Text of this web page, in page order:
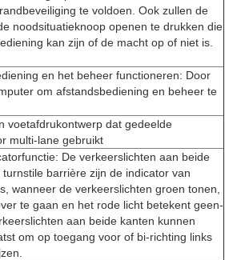
te voldoen. Ook zullen de
noodsituatieknoop openen te drukken die
kan zijn of de macht op of niet is.
en het beheer functioneren: Door
om afstandsbediening en beheer te
voetafdrukontwerp dat gedeelde
multi-lane gebruikt
De verkeerslichten aan beide
barrière zijn de indicator van
wanneer de verkeerslichten groen tonen,
te gaan en het rode licht betekent geen-
aan beide kanten kunnen
om op toegang voor of bi-richting links